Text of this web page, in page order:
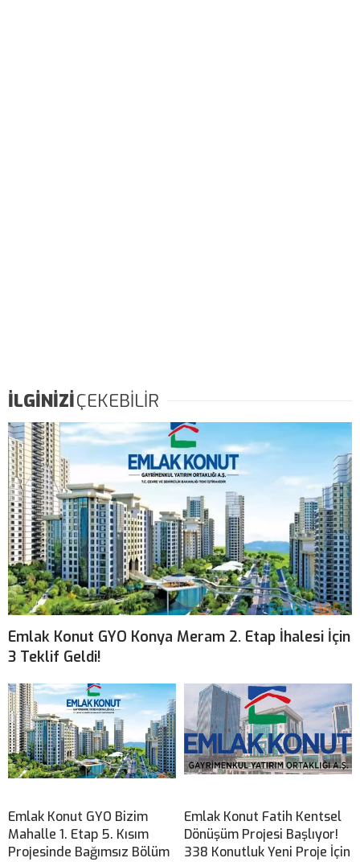
İLGİNİZİÇEKEBİLİR
Emlak Konut GYO Konya Meram 2. Etap İhalesi İçin
3 Teklif Geldi!
Emlak Konut GYO Bizim
Mahalle 1. Etap 5. Kısım
Projesinde Bağımsız Bölüm
Emlak Konut Fatih Kentsel
Dönüşüm Projesi Başlıyor!
338 Konutluk Yeni Proje İçin